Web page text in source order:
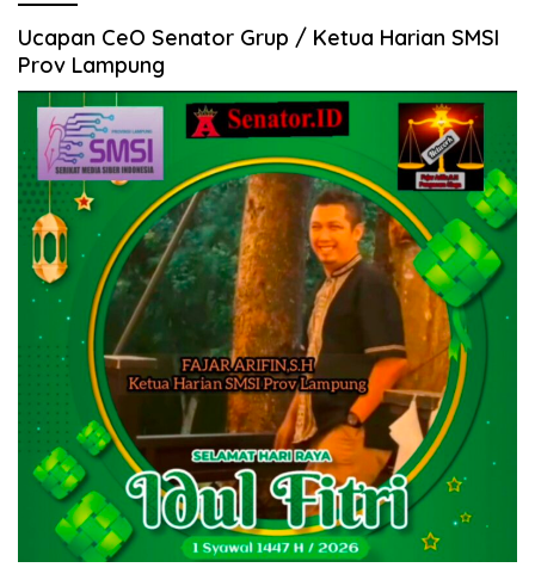
Ucapan CeO Senator Grup / Ketua Harian SMSI
Prov Lampung